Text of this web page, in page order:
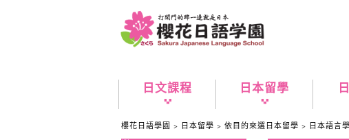
日文課程 日本留學
櫻花日語學園 > 日本留學 > 依目的來選日本留學 > 日本語言